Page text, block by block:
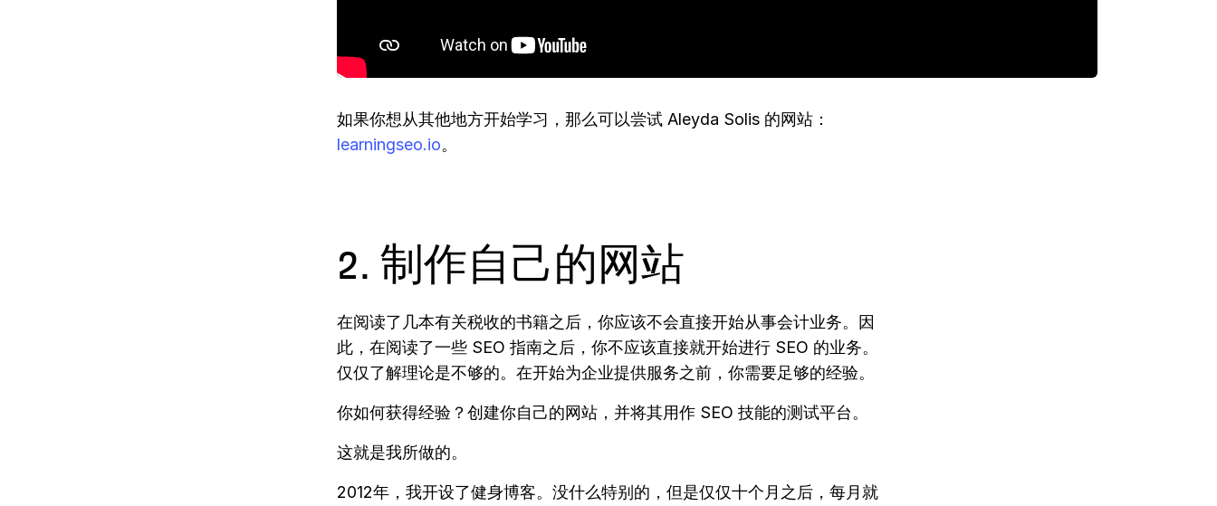
如果你想从其他地方开始学习，那么可以尝试 Aleyda Solis 的网站：
learningseo.io。
2. 制作自己的网站
在阅读了几本有关税收的书籍之后，你应该不会直接开始从事会计业务。因
此，在阅读了一些 SEO 指南之后，你不应该直接就开始进行 SEO 的业务。
仅仅了解理论是不够的。在开始为企业提供服务之前，你需要足够的经验。
你如何获得经验？创建你自己的网站，并将其用作 SEO 技能的测试平台。
这就是我所做的。
2012年，我开设了健身博客。没什么特别的，但是仅仅十个月之后，每月就